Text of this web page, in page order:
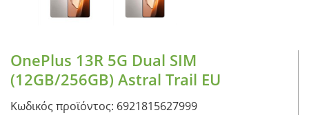
OnePlus 13R 5G Dual SIM
(12GB/256GB) Astral Trail EU
Κωδικός προϊόντος: 6921815627999